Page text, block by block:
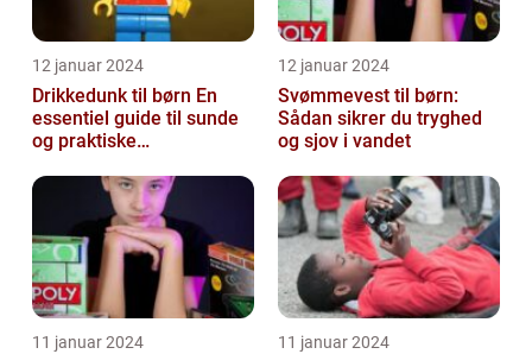
12 januar 2024
Drikkedunk til børn En
essentiel guide til sunde
og praktiske
12 januar 2024
Svømmevest til børn:
Sådan sikrer du tryghed
og sjov i vandet
11 januar 2024 11 januar 2024